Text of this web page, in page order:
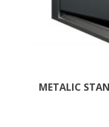
METALIC